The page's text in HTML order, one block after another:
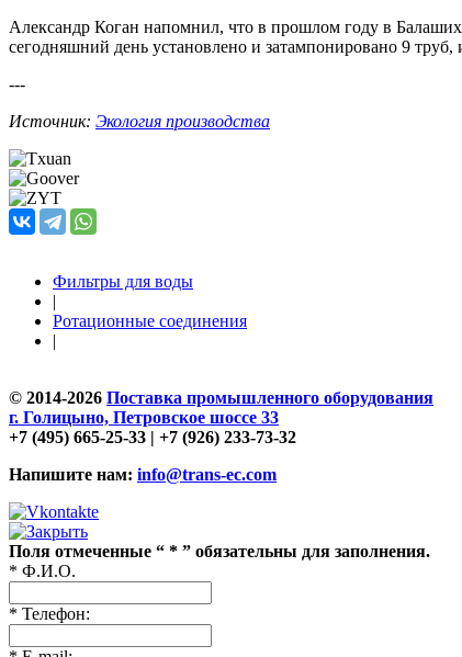
Александр Коган напомнил, что в прошлом году в
сегодняшний день установлено и затампонировано 9
---
Источник: Экология производства
Фильтры для воды
|
Ротационные соединения
|
© 2014-2026 Поставка промышленного оборудования
г. Голицыно, Петровское шоссе 33
+7 (495) 665-25-33 | +7 (926) 233-73-32
Напишите нам: info@trans-ec.com
Поля отмеченные “ * ” обязательны для заполнения.
* Ф.И.О.
* Телефон: